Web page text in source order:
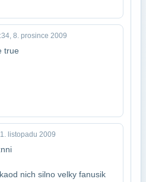
8. prosince 2009
true
listopadu 2009
nich silno velky fanusik